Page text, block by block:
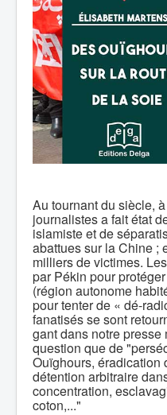
Au tournant du siècle,
journalistes a fait état
islamiste et de
abattues sur la Chine ;
milliers de victimes.
par Pékin pour
(région autonome
pour tenter de « dé-
fanatisés se sont
gant dans notre
question que de
Ouïghours, éradication
détention arbitraire
concentration,
coton,..."